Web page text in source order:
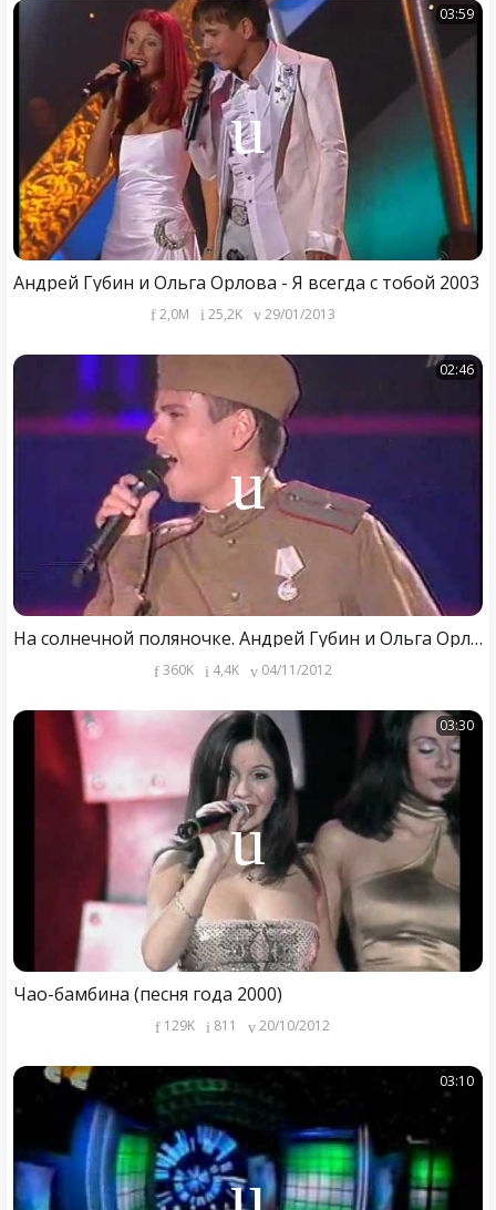
03:59
Андрей Губин и Ольга Орлова - Я всегда с тобой 2003
2,0M 25,2K 29/01/2013
02:46
На солнечной поляночке. Андрей Губин и Ольга Орлова.vob
360K 4,4K 04/11/2012
03:30
Чао-бамбина (песня года 2000)
129K 811 20/10/2012
03:10